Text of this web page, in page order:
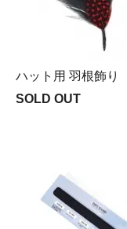
ハット用 羽根飾り
SOLD OUT